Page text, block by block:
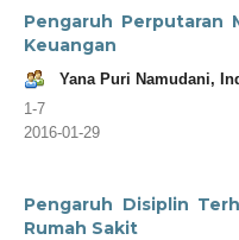
Pengaruh Perputaran
Keuangan
Yana Puri Namudani,
1-7
2016-01-29
Pengaruh Disiplin
Rumah Sakit